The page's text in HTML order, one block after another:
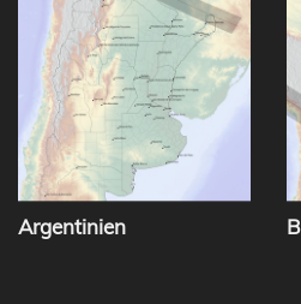
Argentinien